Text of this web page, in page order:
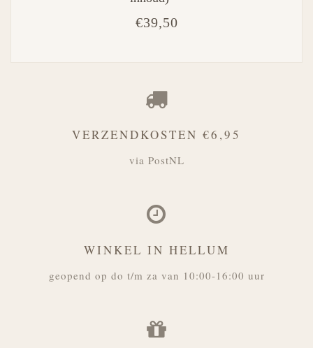
€39,50
VERZENDKOSTEN €6,95
via PostNL
WINKEL IN HELLUM
geopend op do t/m za van 10:00-16:00 uur